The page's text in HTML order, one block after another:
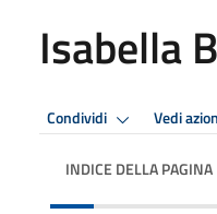
Isabella
Condividi Vedi
INDICE DELLA PAGINA